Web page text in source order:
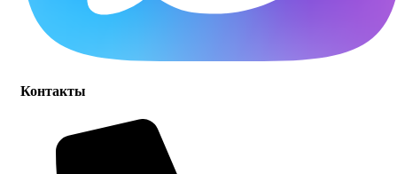
Контакты